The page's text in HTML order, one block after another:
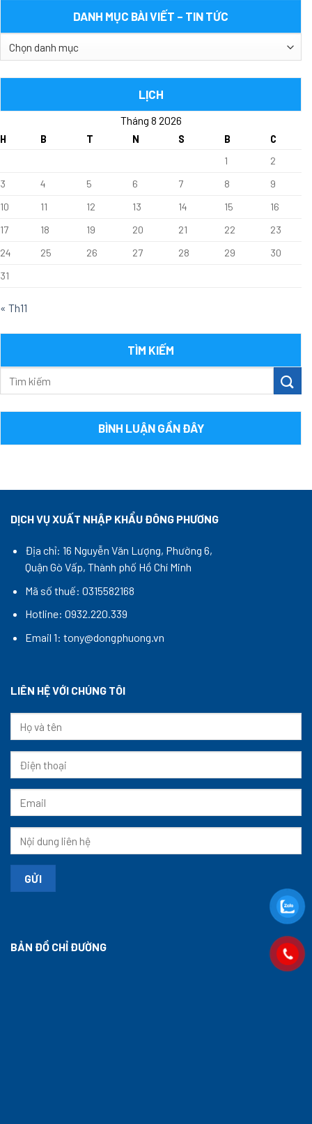
DANH MỤC BÀI VIẾT – TIN TỨC
TỨC
LỊCH
Tháng 8 2026
H B T N S B
C
1
2
3
4 5 6 7 8
9
10
11 12 13 14 15
16
17
18 19 20 21 22
23
24
25 26 27 28 29
30
31
« Th11
TÌM KIẾM
BÌNH LUẬN GẦN ĐÂY
DỊCH VỤ XUẤT NHẬP KHẨU ĐÔNG PHƯƠNG
Địa chỉ: 16 Nguyễn Văn Lượng, Phường 6,
Quận Gò Vấp, Thành phố Hồ Chí Minh
Mã số thuế: 0315582168
Hotline: 0932.220.339
Email 1: tony@dongphuong.vn
LIÊN HỆ VỚI CHÚNG TÔI
BẢN ĐỒ CHỈ ĐƯỜNG